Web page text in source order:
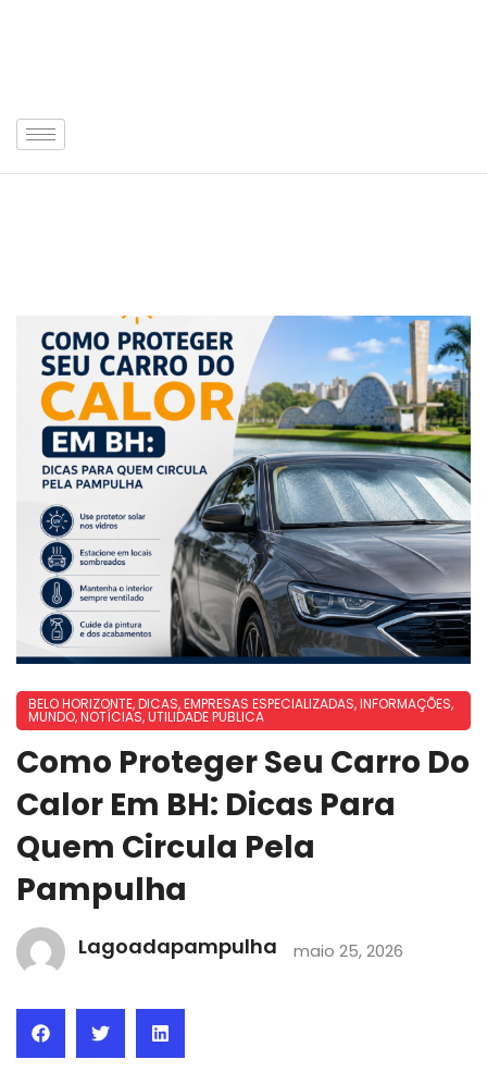
BELO HORIZONTE,DICAS,EMPRESAS ESPECIALIZADAS,INFORMAÇÕES,
MUNDO,NOTÍCIAS,UTILIDADE PUBLICA
Como Proteger Seu Carro Do
Calor Em BH: Dicas Para
Quem Circula Pela
Pampulha
Lagoadapampulha maio 25, 2026